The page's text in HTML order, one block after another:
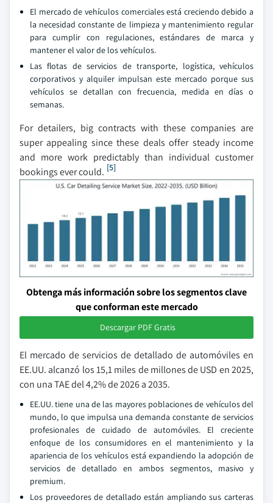
El mercado de vehículos comerciales está creciendo debido a
la necesidad constante de limpieza y mantenimiento regular
para cumplir con regulaciones, estándares de marca y
mantener el valor de los vehículos.
Las flotas de servicios de transporte, logística, vehículos
corporativos y alquiler impulsan este mercado porque sus
vehículos se detallan con frecuencia, medida en días o
semanas.
For detailers, big contracts with these companies are
super appealing since these deals offer steady income
and more work predictably than individual customer
bookings ever could. [5]
Obtenga más información sobre los segmentos clave
que conforman este mercado
Descargar PDF Gratis
El mercado de servicios de detallado de automóviles en
EE.UU. alcanzó los 15,1 miles de millones de USD en 2025,
con una TAE del 4,2% de 2026 a 2035.
EE.UU. tiene una de las mayores poblaciones de vehículos del
mundo, lo que impulsa una demanda constante de servicios
profesionales de cuidado de automóviles. El creciente
enfoque de los consumidores en el mantenimiento y la
apariencia de los vehículos está expandiendo la adopción de
servicios de detallado en ambos segmentos, masivo y
premium.
Los proveedores de detallado están ampliando sus carteras